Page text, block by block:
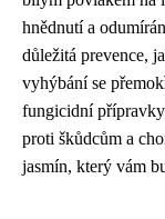
hnědnutí a
důležitá prevence,
vyhýbání se
fungicidní
proti škůdcům a
jasmín, který vám